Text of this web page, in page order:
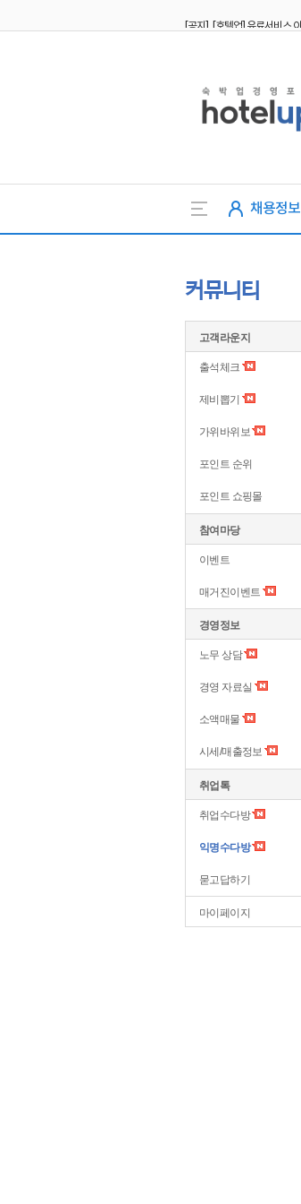
채용정보
커뮤니티
고객라운지
출석체크
제비뽑기
가위바위보
포인트 순위
포인트 쇼핑몰
참여마당
이벤트
매거진이벤트
경영정보
노무 상담
경영 자료실
소액매물
시세/매출정보
취업톡
취업수다방
익명수다방
묻고답하기
마이페이지